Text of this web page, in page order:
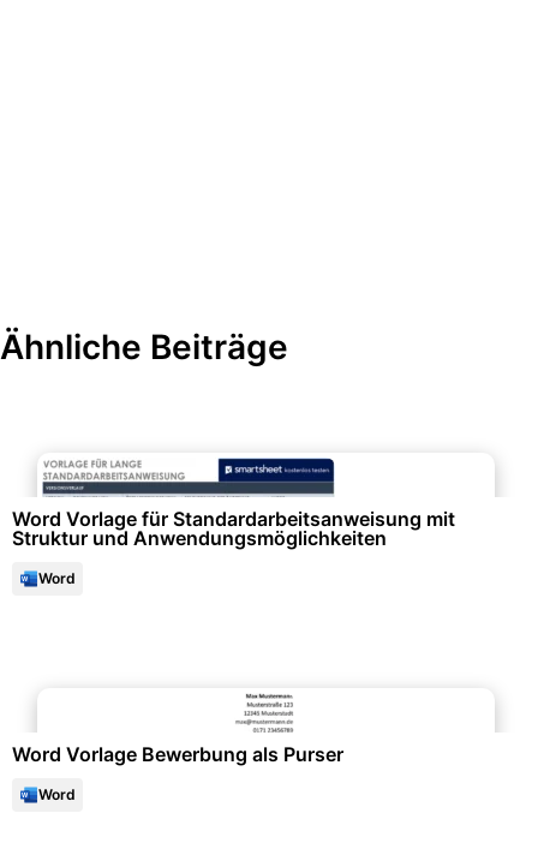
Ähnliche Beiträge
Word Vorlage für Standardarbeitsanweisung mit
Struktur und Anwendungsmöglichkeiten
Word
Word Vorlage Bewerbung als Purser
Word